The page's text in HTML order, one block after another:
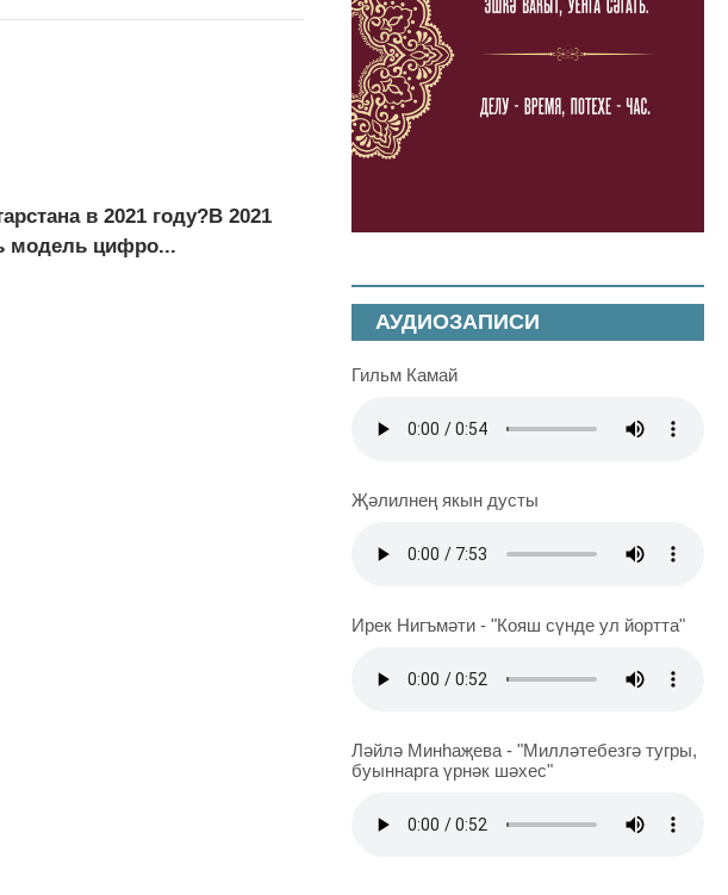
в 2021 году?В 2021
модель цифро...
АУДИОЗАПИСИ
Гильм Камай
Җәлилнең якын дусты
Ирек Нигъмәти - "Кояш сүнде ул йортта"
Ләйлә Минһаҗева - "Милләтебезгә тугры,
буыннарга үрнәк шәхес"